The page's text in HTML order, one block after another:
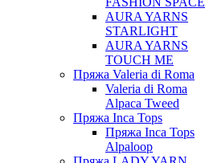
AURA YARNS
STARLIGHT
AURA YARNS
TOUCH ME
Пряжа Valeria di Roma
Valeria di Roma
Alpaca Tweed
Пряжа Inca Tops
Пряжа Inca Tops
Alpaloop